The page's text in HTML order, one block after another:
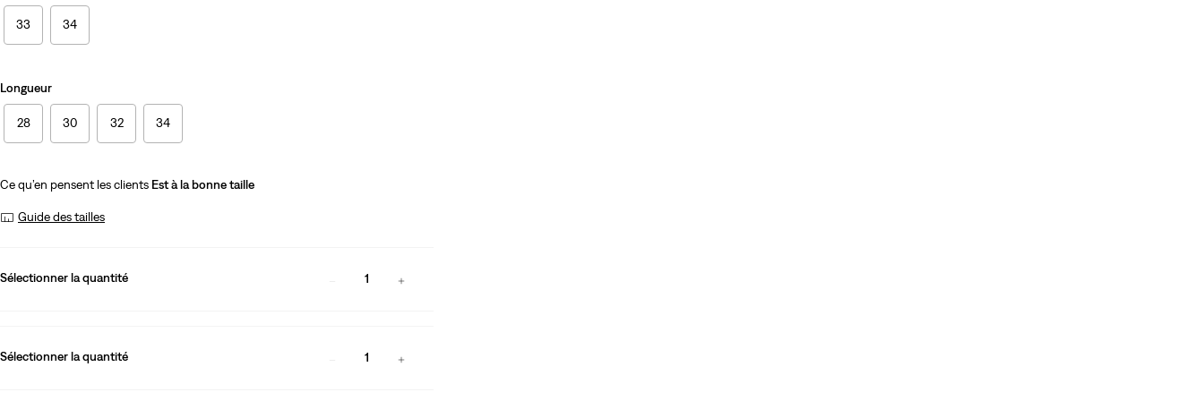
33 34
Longueur
28 30 32 34
Ce qu’en pensent les clients Est à la bonne taille
Guide des tailles
Sélectionner la quantité 1
Sélectionner la quantité 1